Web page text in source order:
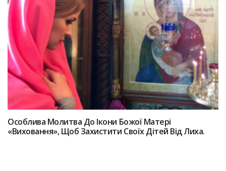
Особлива Молитва До Ікони Божої Матері
«Виховання», Щоб Захистити Своїх Дітей Від Лиха.